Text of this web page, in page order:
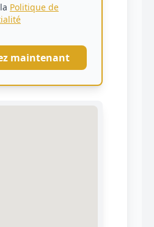
Politique de
maintenant